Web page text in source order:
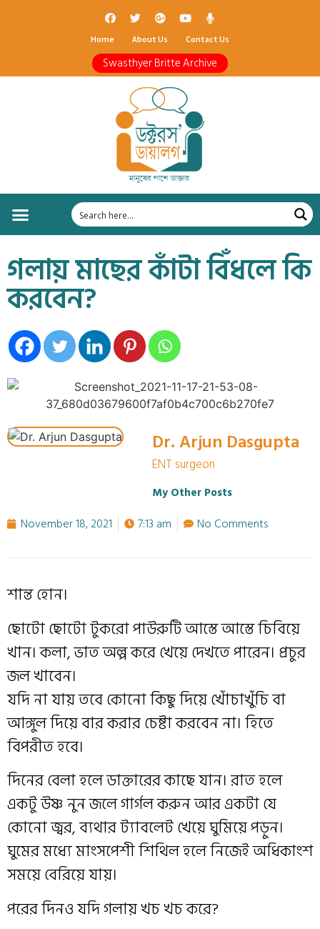
Home About Us Contact Us
Swasthyer Britte Archive
গলায় মাছের কাঁটা বিঁধলে কি
করবেন?
Dr. Arjun Dasgupta
ENT surgeon
My Other Posts
November 18, 2021 7:13 am No Comments
শান্ত হোন।
ছোটো ছোটো টুকরো পাউরুটি আস্তে আস্তে চিবিয়ে
খান। কলা, ভাত অল্প করে খেয়ে দেখতে পারেন। প্রচুর
জল খাবেন।
যদি না যায় তবে কোনো কিছু দিয়ে খোঁচাখুঁচি বা
আঙ্গুল দিয়ে বার করার চেষ্টা করবেন না। হিতে
বিপরীত হবে।
দিনের বেলা হলে ডাক্তারের কাছে যান। রাত হলে
একটু উষ্ণ নুন জলে গার্গল করুন আর একটা যে
কোনো জ্বর, ব্যথার ট্যাবলেট খেয়ে ঘুমিয়ে পড়ুন।
ঘুমের মধ্যে মাংসপেশী শিথিল হলে নিজেই অধিকাংশ
সময়ে বেরিয়ে যায়।
পরের দিনও যদি গলায় খচ খচ করে?